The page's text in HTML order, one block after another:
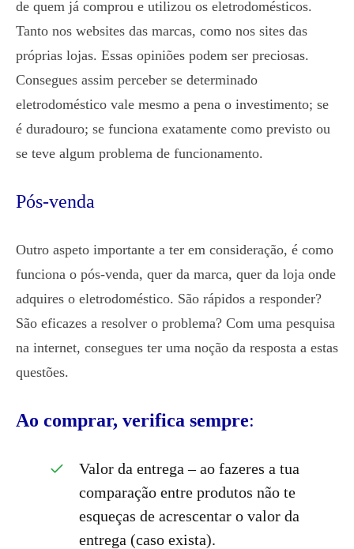
de quem já comprou e utilizou os eletrodomésticos.
Tanto nos websites das marcas, como nos sites das
próprias lojas. Essas opiniões podem ser preciosas.
Consegues assim perceber se determinado
eletrodoméstico vale mesmo a pena o investimento; se
é duradouro; se funciona exatamente como previsto ou
se teve algum problema de funcionamento.
Pós-venda
Outro aspeto importante a ter em consideração, é como
funciona o pós-venda, quer da marca, quer da loja onde
adquires o eletrodoméstico. São rápidos a responder?
São eficazes a resolver o problema? Com uma pesquisa
na internet, consegues ter uma noção da resposta a estas
questões.
Ao comprar, verifica sempre:
Valor da entrega – ao fazeres a tua
comparação entre produtos não te
esqueças de acrescentar o valor da
entrega (caso exista).